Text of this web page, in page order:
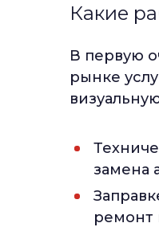
Какие
В первую
рынке
замена
ремонт